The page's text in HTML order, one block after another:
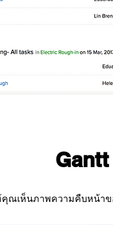
ณเห็นภาพความคืบหน้าข